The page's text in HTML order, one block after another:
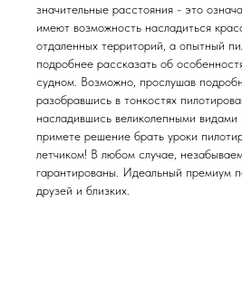
значительные расстояния - это
имеют возможность насладиться
отдаленных территорий, а опытный
подробнее рассказать об
судном. Возможно, прослушав
разобравшись в тонкостях
насладившись великолепными
примете решение брать уроки
летчиком! В любом случае,
гарантированы. Идеальный премиум
друзей и близких.